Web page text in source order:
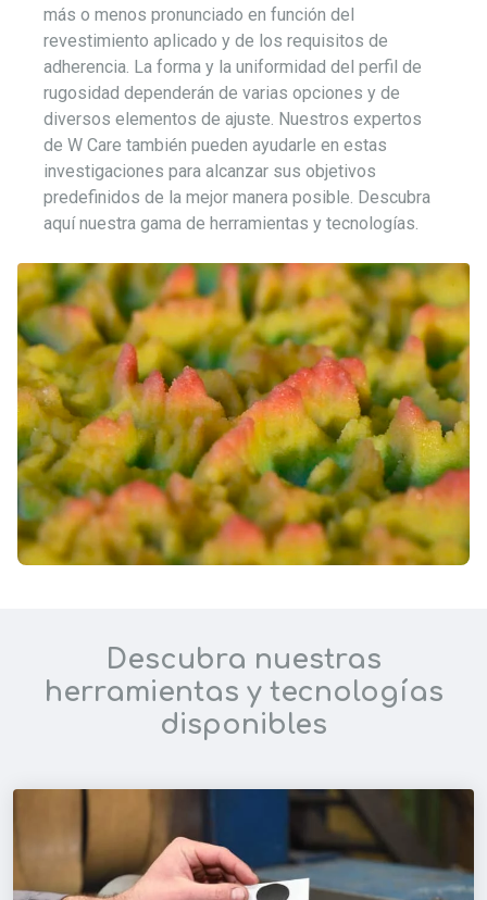
más o menos pronunciado en función del
revestimiento aplicado y de los requisitos de
adherencia. La forma y la uniformidad del perfil de
rugosidad dependerán de varias opciones y de
diversos elementos de ajuste. Nuestros expertos
de W Care también pueden ayudarle en estas
investigaciones para alcanzar sus objetivos
predefinidos de la mejor manera posible. Descubra
aquí nuestra gama de herramientas y tecnologías.
Descubra nuestras
herramientas y tecnologías
disponibles